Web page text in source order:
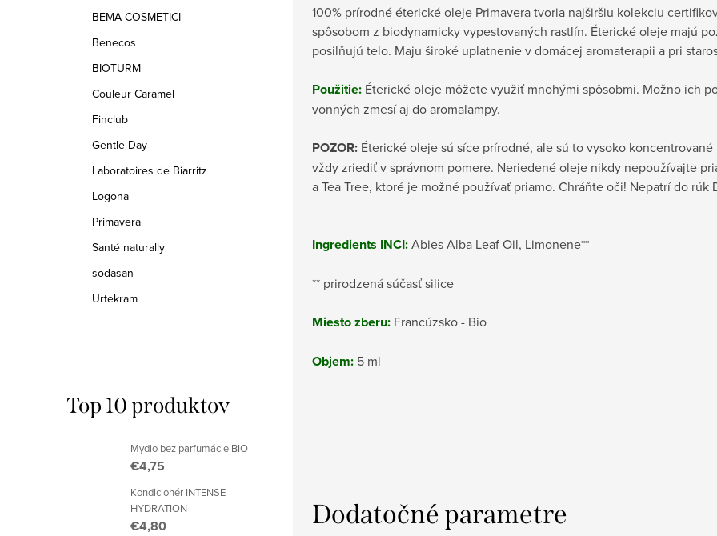
BEMA COSMETICI
Benecos
BIOTURM
Couleur Caramel
Finclub
Gentle Day
Laboratoires de Biarritz
Logona
Primavera
Santé naturally
sodasan
Urtekram
Top 10 produktov
Mydlo bez parfumácie BIO
€4,75
Kondicionér INTENSE
HYDRATION
€4,80
100% prírodné éterické oleje Primavera tvoria najširšiu kolekciu
spôsobom z biodynamicky vypestovaných rastlín. Éterické oleje majú
posilňujú telo. Maju široké uplatnenie v domácej aromaterapii a pri
Použitie: Éterické oleje môžete využiť mnohými spôsobmi. Možno ich
vonných zmesí aj do aromalampy.
POZOR: Éterické oleje sú síce prírodné, ale sú to vysoko
vždy zriediť v správnom pomere. Neriedené oleje nikdy nepoužívajte
a Tea Tree, ktoré je možné používať priamo. Chráňte oči! Nepatrí do rúk
Ingredients INCI:Abies Alba Leaf Oil, Limonene**
** prirodzená súčasť silice
Miesto zberu: Francúzsko - Bio
Objem: 5 ml
Dodatočné parametre